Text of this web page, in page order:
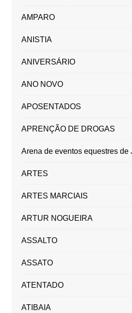
AMPARO
ANISTIA
ANIVERSÁRIO
ANO NOVO
APOSENTADOS
APRENÇÃO DE DROGAS
Arena de eventos equestres de
ARTES
ARTES MARCIAIS
ARTUR NOGUEIRA
ASSALTO
ASSATO
ATENTADO
ATIBAIA